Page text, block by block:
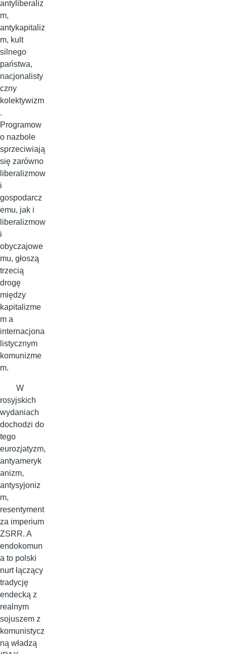
antyliberaliz
m,
antykapitaliz
m, kult
silnego
państwa,
nacjonalisty
czny
kolektywizm
.
Programow
o nazbole
sprzeciwiają
się zarówno
liberalizmow
i
gospodarcz
emu, jak i
liberalizmow
i
obyczajowe
mu, głoszą
trzecią
drogę
między
kapitalizme
m a
internacjona
listycznym
komunizme
m.
W
rosyjskich
wydaniach
dochodzi do
tego
eurozjatyzm,
antyameryk
anizm,
antysyjoniz
m,
resentyment
za imperium
ZSRR. A
endokomun
a to polski
nurt łączący
tradycję
endecką z
realnym
sojuszem z
komunistycz
ną władzą